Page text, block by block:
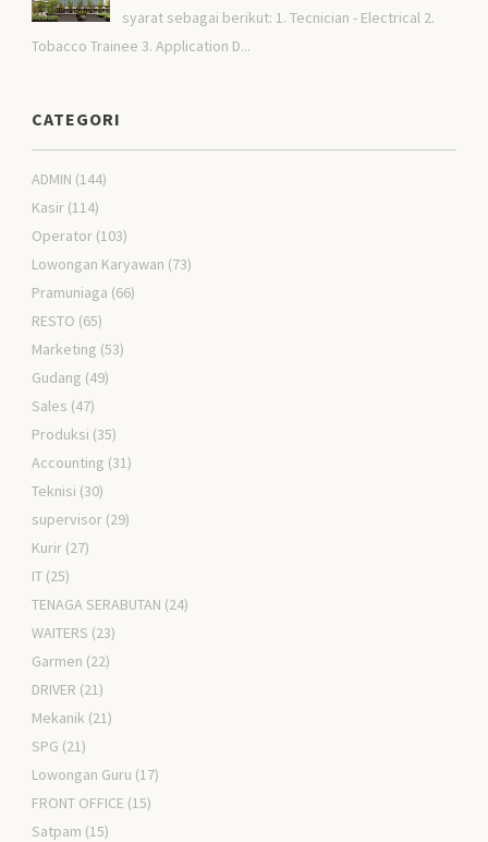
syarat sebagai berikut: 1. Tecnician - Electrical 2.
Tobacco Trainee 3. Application D...
CATEGORI
ADMIN (144)
Kasir (114)
Operator (103)
Lowongan Karyawan (73)
Pramuniaga (66)
RESTO (65)
Marketing (53)
Gudang (49)
Sales (47)
Produksi (35)
Accounting (31)
Teknisi (30)
supervisor (29)
Kurir (27)
IT (25)
TENAGA SERABUTAN (24)
WAITERS (23)
Garmen (22)
DRIVER (21)
Mekanik (21)
SPG (21)
Lowongan Guru (17)
FRONT OFFICE (15)
Satpam (15)